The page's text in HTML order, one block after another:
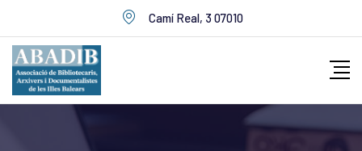
to
content
Camí Real, 3 07010